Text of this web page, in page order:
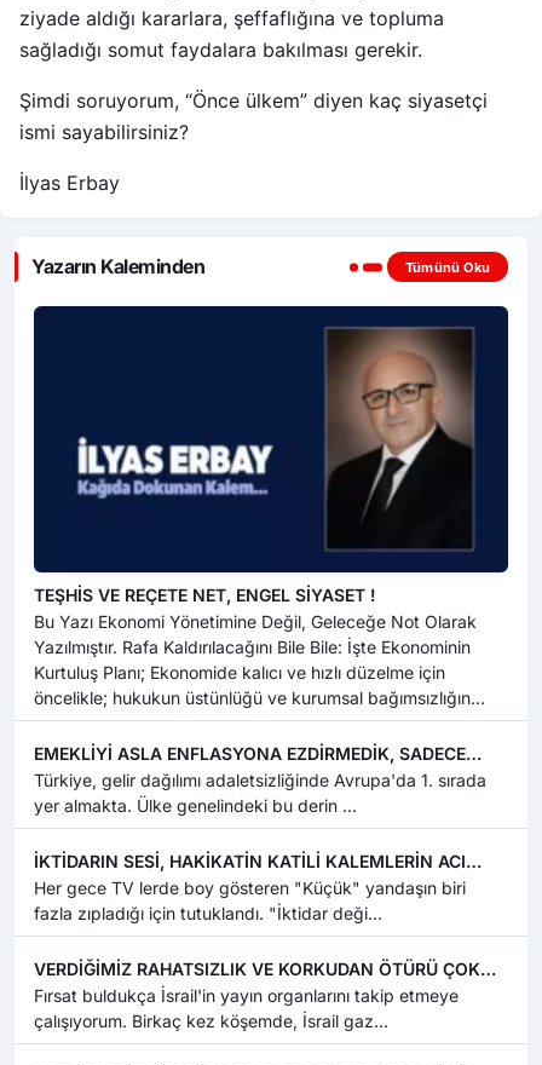
ziyade aldığı kararlara, şeffaflığına ve topluma
sağladığı somut faydalara bakılması gerekir.
Şimdi soruyorum, “Önce ülkem” diyen kaç siyasetçi
ismi sayabilirsiniz?
İlyas Erbay
Yazarın Kaleminden Tümünü Oku
TEŞHİS VE REÇETE NET, ENGEL SİYASET !
Bu Yazı Ekonomi Yönetimine Değil, Geleceğe Not Olarak
Yazılmıştır. Rafa Kaldırılacağını Bile Bile: İşte Ekonominin
Kurtuluş Planı; Ekonomide kalıcı ve hızlı düzelme için
öncelikle; hukukun üstünlüğü ve kurumsal bağımsızlığın
güvence altın...
EMEKLİYİ ASLA ENFLASYONA EZDİRMEDİK, SADECE
ÜZERİNDEN SİLİNDİRLE GEÇTİK !
Türkiye, gelir dağılımı adaletsizliğinde Avrupa'da 1. sırada
yer almakta. Ülke genelindeki bu derin ...
İKTİDARIN SESİ, HAKİKATİN KATİLİ KALEMLERİN ACI
SONU !
Her gece TV lerde boy gösteren "Küçük" yandaşın biri
fazla zıpladığı için tutuklandı. "İktidar deği...
VERDİĞİMİZ RAHATSIZLIK VE KORKUDAN ÖTÜRÜ ÇOK
KEYİFLİYİZ !
Fırsat buldukça İsrail'in yayın organlarını takip etmeye
çalışıyorum. Birkaç kez köşemde, İsrail gaz...